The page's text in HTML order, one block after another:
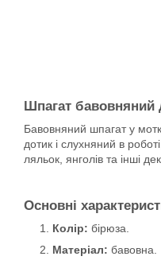
Шпагат бавовняний
Бавовняний шпагат у
дотик і слухняний в
ляльок, янголів та інші
Основні
Колір: бірюза.
Матеріал: бавовна.